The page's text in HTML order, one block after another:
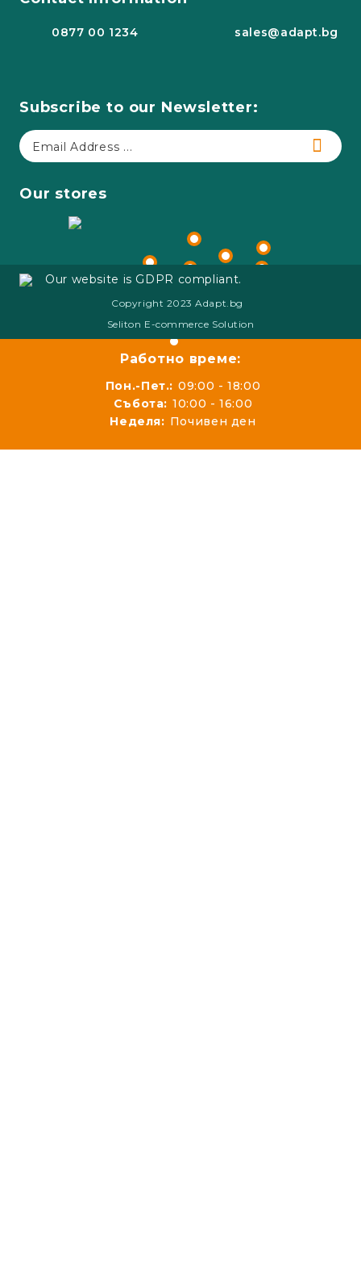
0877 00 1234 sales@adapt.bg
Subscribe to our Newsletter:
Our stores
Our website is GDPR compliant.
Copyright 2023 Adapt.bg
Seliton E-commerce Solution
Работно време:
Пон.-Пет.: 09:00 - 18:00
Събота: 10:00 - 16:00
Неделя: Почивен ден